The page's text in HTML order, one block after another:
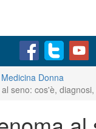
Medicina Donna
seno: cos'è,